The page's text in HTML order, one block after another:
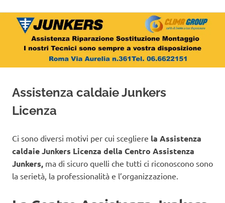
Salta
contenuto
Riparazione,
Sostituzione,
Installazione
di
Junkers
Roma
Assistenza caldaie Junkers
Licenza
Ci sono diversi motivi per cui scegliere la Assistenza
caldaie Junkers Licenza della Centro Assistenza
Junkers, ma di sicuro quelli che tutti ci riconoscono sono
la serietà, la professionalità e l’organizzazione.